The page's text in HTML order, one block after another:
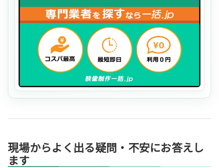
現場からよく出る疑問・不安にお答えし
ます